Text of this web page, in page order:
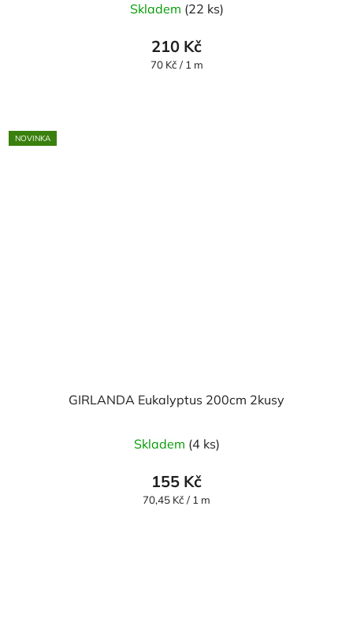
hodnocení
produktu
je
Skladem (22 ks)
210 Kč
Měrná
70 Kč / 1 m
NOVINKA
GIRLANDA Eukalyptus 200cm 2kusy
Skladem (4 ks)
155 Kč
Měrná
70,45 Kč / 1 m